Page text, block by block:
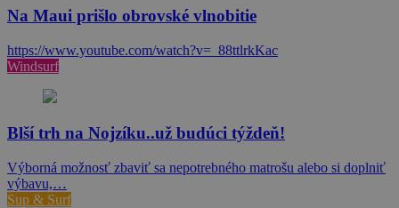
Na Maui prišlo obrovské vlnobitie
https://www.youtube.com/watch?v=_88ttlrkKac
Windsurf
Blší trh na Nojzíku..už budúci týždeň!
Výborná možnosť zbaviť sa nepotrebného matrošu alebo si doplniť
výbavu,…
Sup & Surf